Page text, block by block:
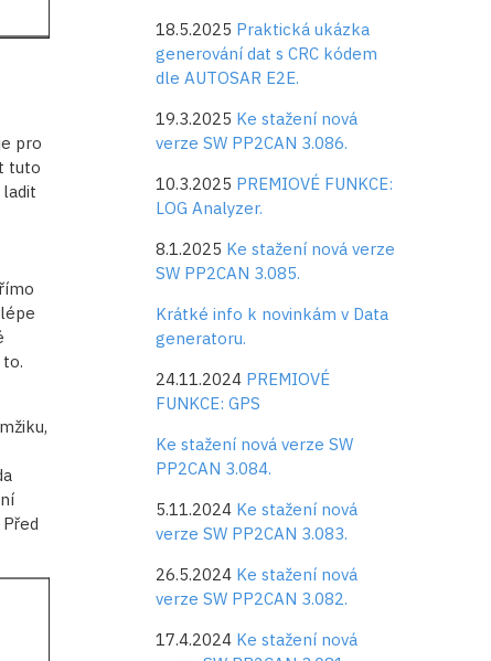
pro
tuto
ladit
18.5.2025 Praktická ukázka
generování dat s CRC kódem
dle AUTOSAR E2E.
19.3.2025 Ke stažení nová
verze SW PP2CAN 3.086.
10.3.2025 PREMIOVÉ FUNKCE:
LOG Analyzer.
8.1.2025 Ke stažení nová verze
SW PP2CAN 3.085.
Krátké info k novinkám v Data
generatoru.
24.11.2024 PREMIOVÉ
FUNKCE: GPS
Ke stažení nová verze SW
PP2CAN 3.084.
5.11.2024 Ke stažení nová
verze SW PP2CAN 3.083.
26.5.2024 Ke stažení nová
verze SW PP2CAN 3.082.
17.4.2024 Ke stažení nová